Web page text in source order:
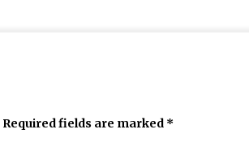
Required fields are marked *